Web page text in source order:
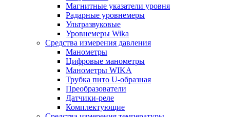
Магнитные указатели уровня
Радарные уровнемеры
Ультразвуковые
Уровнемеры Wika
Средства измерения давления
Манометры
Цифровые манометры
Манометры WIKA
Трубка пито U-образная
Преобразователи
Датчики-реле
Комплектующие